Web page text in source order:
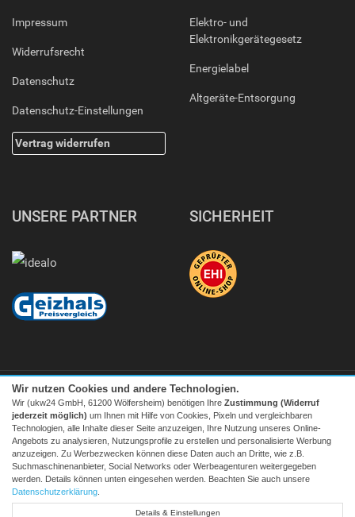
Impressum
Widerrufsrecht
Datenschutz
Datenschutz-Einstellungen
Vertrag widerrufen
Elektro- und
Elektronikgerätegesetz
Energielabel
Altgeräte-Entsorgung
UNSERE PARTNER SICHERHEIT
Facebook| twitter
© 2026 Tecedo
Alle Preise inkl. MwSt. zzgl. Versand | *) Unverbindliche
Preisempfehlung | **) Ehemaliger Verkaufspreis
Wir nutzen Cookies und andere Technologien.
Wir (ukw24 GmbH, 61200 Wölfersheim) benötigen Ihre Zustimmung (Widerruf
jederzeit möglich) um Ihnen mit Hilfe von Cookies, Pixeln und vergleichbaren
Technologien, alle Inhalte dieser Seite anzuzeigen, Ihre Nutzung unseres Online-
Angebots zu analysieren, Nutzungsprofile zu erstellen und personalisierte Werbung
anzuzeigen. Zu Werbezwecken können diese Daten auch an Dritte, wie z.B.
Suchmaschinenanbieter, Social Networks oder Werbeagenturen weitergegeben
werden. Details können unten eingesehen werden. Beachten Sie auch unsere
Datenschutzerklärung
Details & Einstellungen